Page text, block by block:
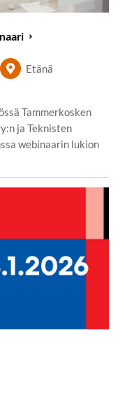
Etänä
Tammerkosken
ja Teknisten
webinaarin lukion